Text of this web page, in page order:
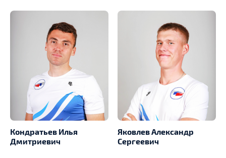
Кондратьев Илья
Дмитриевич
Яковлев Александр
Сергеевич